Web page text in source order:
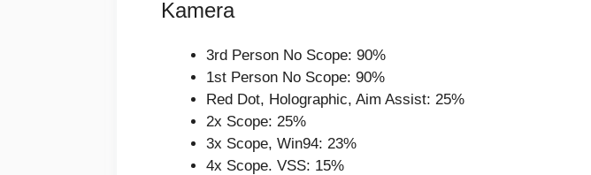
Kamera
3rd Person No Scope: 90%
1st Person No Scope: 90%
Red Dot, Holographic, Aim Assist: 25%
2x Scope: 25%
3x Scope, Win94: 23%
4x Scope. VSS: 15%